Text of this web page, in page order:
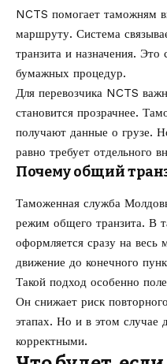
NCTS помогает таможням
маршруту. Система
транзита и назначения. Это
бумажных процедур.
Для перевозчика NCTS
становится прозрачнее.
получают данные о грузе.
равно требует отдельного
Почему общий
Таможенная служба
режим общего транзита. В
оформляется сразу на
движение до конечного
Такой подход особенно
Он снижает риск
этапах. Но и в этом случае
корректными.